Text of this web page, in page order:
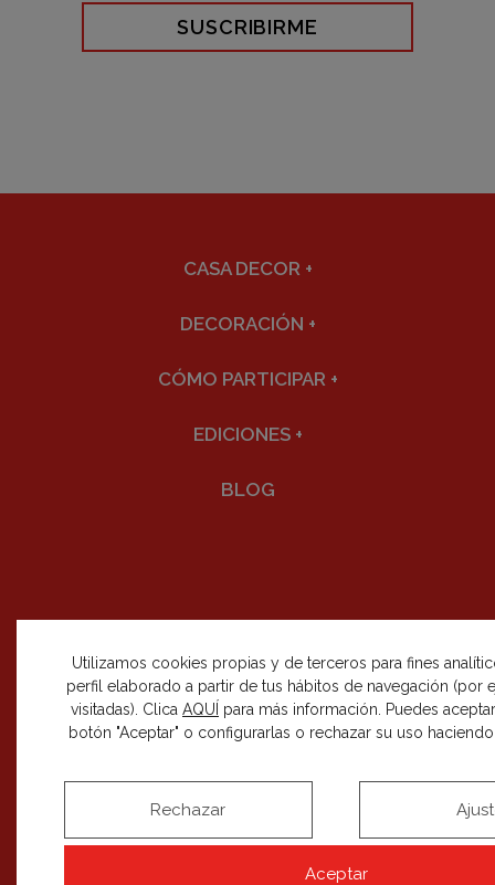
SUSCRIBIRME
Utilizamos cookies propias y de terceros para fines
perfil elaborado a partir de tus hábitos de navegación (por
visitadas). Clica AQUÍ para más información. Puedes
botón "Aceptar" o configurarlas o rechazar su uso
Aceptar
Rechazar
CASA DECOR +
DECORACIÓN +
CÓMO PARTICIPAR +
EDICIONES +
BLOG
SUSCRIBIRME